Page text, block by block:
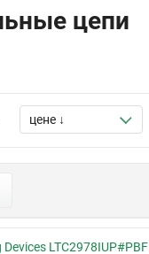
цепи
LTC2978IUP#PBF